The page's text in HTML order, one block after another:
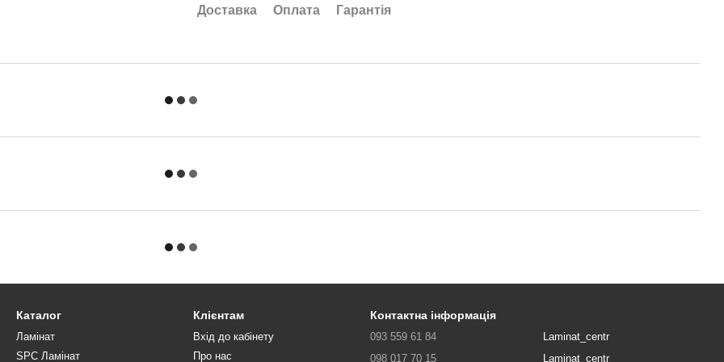
Доставка
Оплата Гарантія
Каталог
Ламінат
SPC Ламінат
Клієнтам
Вхід до кабінету
Про нас
Контактна інформація
093 559 61 84
098 017 70 15
Laminat_centr
Laminat_centr